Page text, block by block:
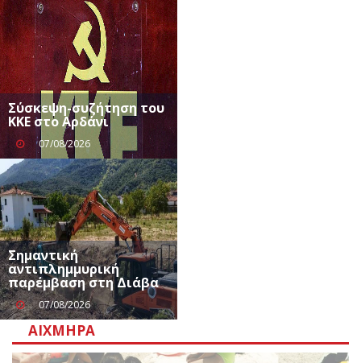
Σύσκεψη-συζήτηση του
ΚΚΕ στο Αρδάνι
07/08/2026
Σημαντική
αντιπλημμυρική
παρέμβαση στη Διάβα
07/08/2026
ΑΙΧΜΗΡΆ